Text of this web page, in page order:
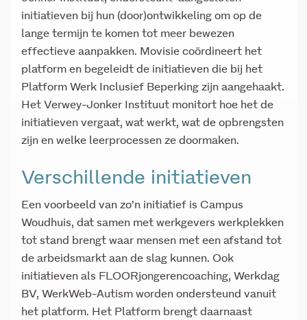
initiatieven bij hun (door)ontwikkeling om op de
lange termijn te komen tot meer bewezen
effectieve aanpakken. Movisie coördineert het
platform en begeleidt de initiatieven die bij het
Platform Werk Inclusief Beperking zijn aangehaakt.
Het Verwey-Jonker Instituut monitort hoe het de
initiatieven vergaat, wat werkt, wat de opbrengsten
zijn en welke leerprocessen ze doormaken.
Verschillende initiatieven
Een voorbeeld van zo’n initiatief is Campus
Woudhuis, dat samen met werkgevers werkplekken
tot stand brengt waar mensen met een afstand tot
de arbeidsmarkt aan de slag kunnen. Ook
initiatieven als FLOORjongerencoaching, Werkdag
BV, WerkWeb-Autism worden ondersteund vanuit
het platform. Het Platform brengt daarnaast